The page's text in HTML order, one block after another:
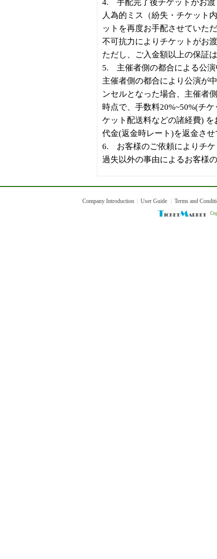
4. 手配完了後チケットがお渡
人為的ミス（紛失・チケット
ットを再度お手配させていた
不可抗力によりチケットがお
ただし、ご入金額以上の保証
5. 主催者側の都合による公演
主催者側の都合により公演が
ンセルとなった場合、主催者
時点で、手数料20%~50%(チ
ケット配送料などの諸経費)
代金(返金時レート)を返金さ
6. お客様のご依頼によりチケ
過失以外の事由によるお客様
Company Introduction User Guide Terms and